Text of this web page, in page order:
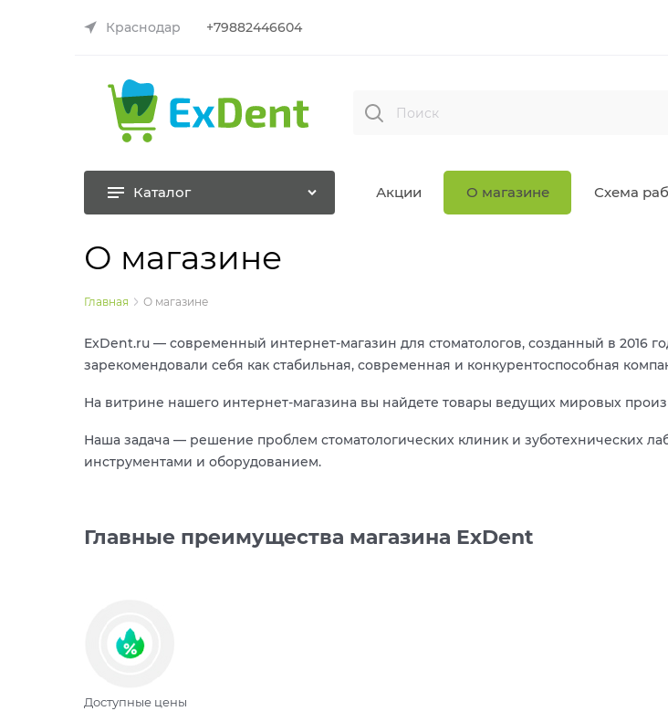
Краснодар +79882446604
Каталог Акции О магазине Схема
О магазине
Главная О магазине
ExDent.ru — современный интернет-магазин для стоматологов, созданный в 2016
зарекомендовали себя как стабильная, современная и конкурентоспособная
На витрине нашего интернет-магазина вы найдете товары ведущих мировых
Наша задача — решение проблем стоматологических клиник и зуботехнических
инструментами и оборудованием.
Главные преимущества магазина ExDent
Доступные цены